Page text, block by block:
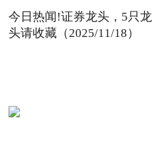
今日热闻!证券龙头，5只龙
头请收藏（2025/11/18）